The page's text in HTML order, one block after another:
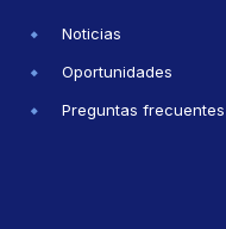
Noticias
Oportunidades
Preguntas frecuentes